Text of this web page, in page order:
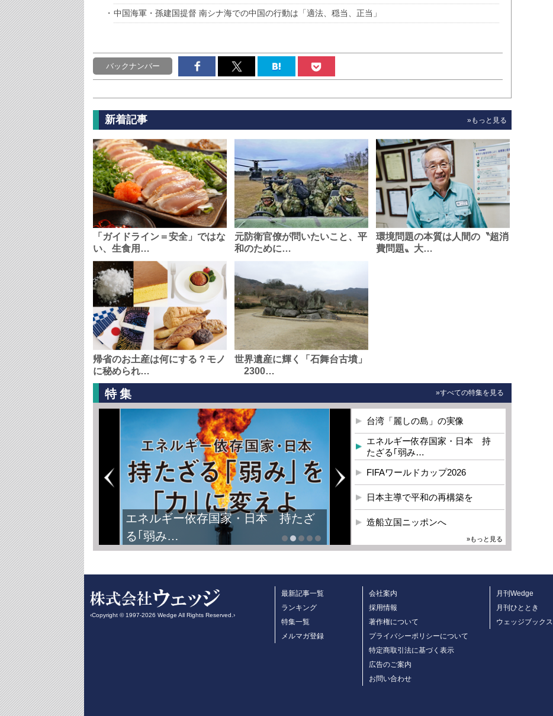
中国海軍・孫建国提督 南シナ海での中国の行動は「適法、穏当、正当」
バックナンバー
新着記事 »もっと見る
「ガイドライン＝安全」ではな
い、生食用…
元防衛官僚が問いたいこと、平
和のために…
環境問題の本質は人間の〝超消
費問題〟大…
帰省のお土産は何にする？モノ
に秘められ…
世界遺産に輝く「石舞台古墳」
2300…
特集 »すべての特集を見る
エネルギー依存国家・日本 持たざ
る｢弱み…
台湾「麗しの島」の実像
エネルギー依存国家・日本 持
たざる｢弱み…
FIFAワールドカップ2026
日本主導で平和の再構築を
造船立国ニッポンへ
»もっと見る
‹Copyright © 1997-2026 Wedge All Rights Reserved.›
最新記事一覧
ランキング
特集一覧
メルマガ登録
会社案内
採用情報
著作権について
プライバシーポリシーについて
特定商取引法に基づく表示
広告のご案内
お問い合わせ
月刊Wedge
月刊ひととき
ウェッジブックス